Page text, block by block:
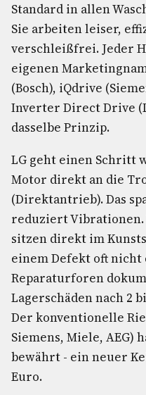
Standard in allen
Sie arbeiten leiser,
verschleißfrei. Jeder
eigenen
(Bosch), iQdrive
Inverter Direct Drive
dasselbe Prinzip.
LG geht einen Schritt
Motor direkt an die
(Direktantrieb). Das
reduziert Vibrationen.
sitzen direkt im
einem Defekt oft nicht
Reparaturforen
Lagerschäden nach 2
Der konventionelle
Siemens, Miele, AEG)
bewährt - ein neuer
Euro.